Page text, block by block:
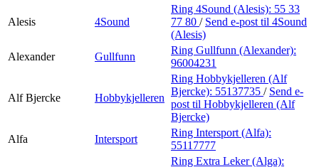
Alesis 4Sound
Ring 4Sound (Alesis): 55 33
77 80 / Send e-post til 4Sound
(Alesis)
Alexander
Gullfunn
Ring Gullfunn (Alexander):
96004231
Alf Bjercke Hobbykjelleren
Ring Hobbykjelleren (Alf
Bjercke): 55137735 / Send e-
post til Hobbykjelleren (Alf
Bjercke)
Alfa
Intersport
Ring Intersport (Alfa):
55117777
Ring Extra Leker (Alga):